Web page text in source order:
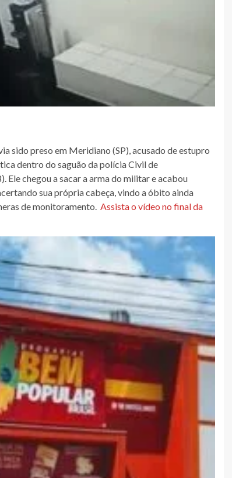
sido preso em Meridiano (SP), acusado de estupro
dentro do saguão da polícia Civil de
Ele chegou a sacar a arma do militar e acabou
sua própria cabeça, vindo a óbito ainda
de monitoramento. Assista o vídeo no final da